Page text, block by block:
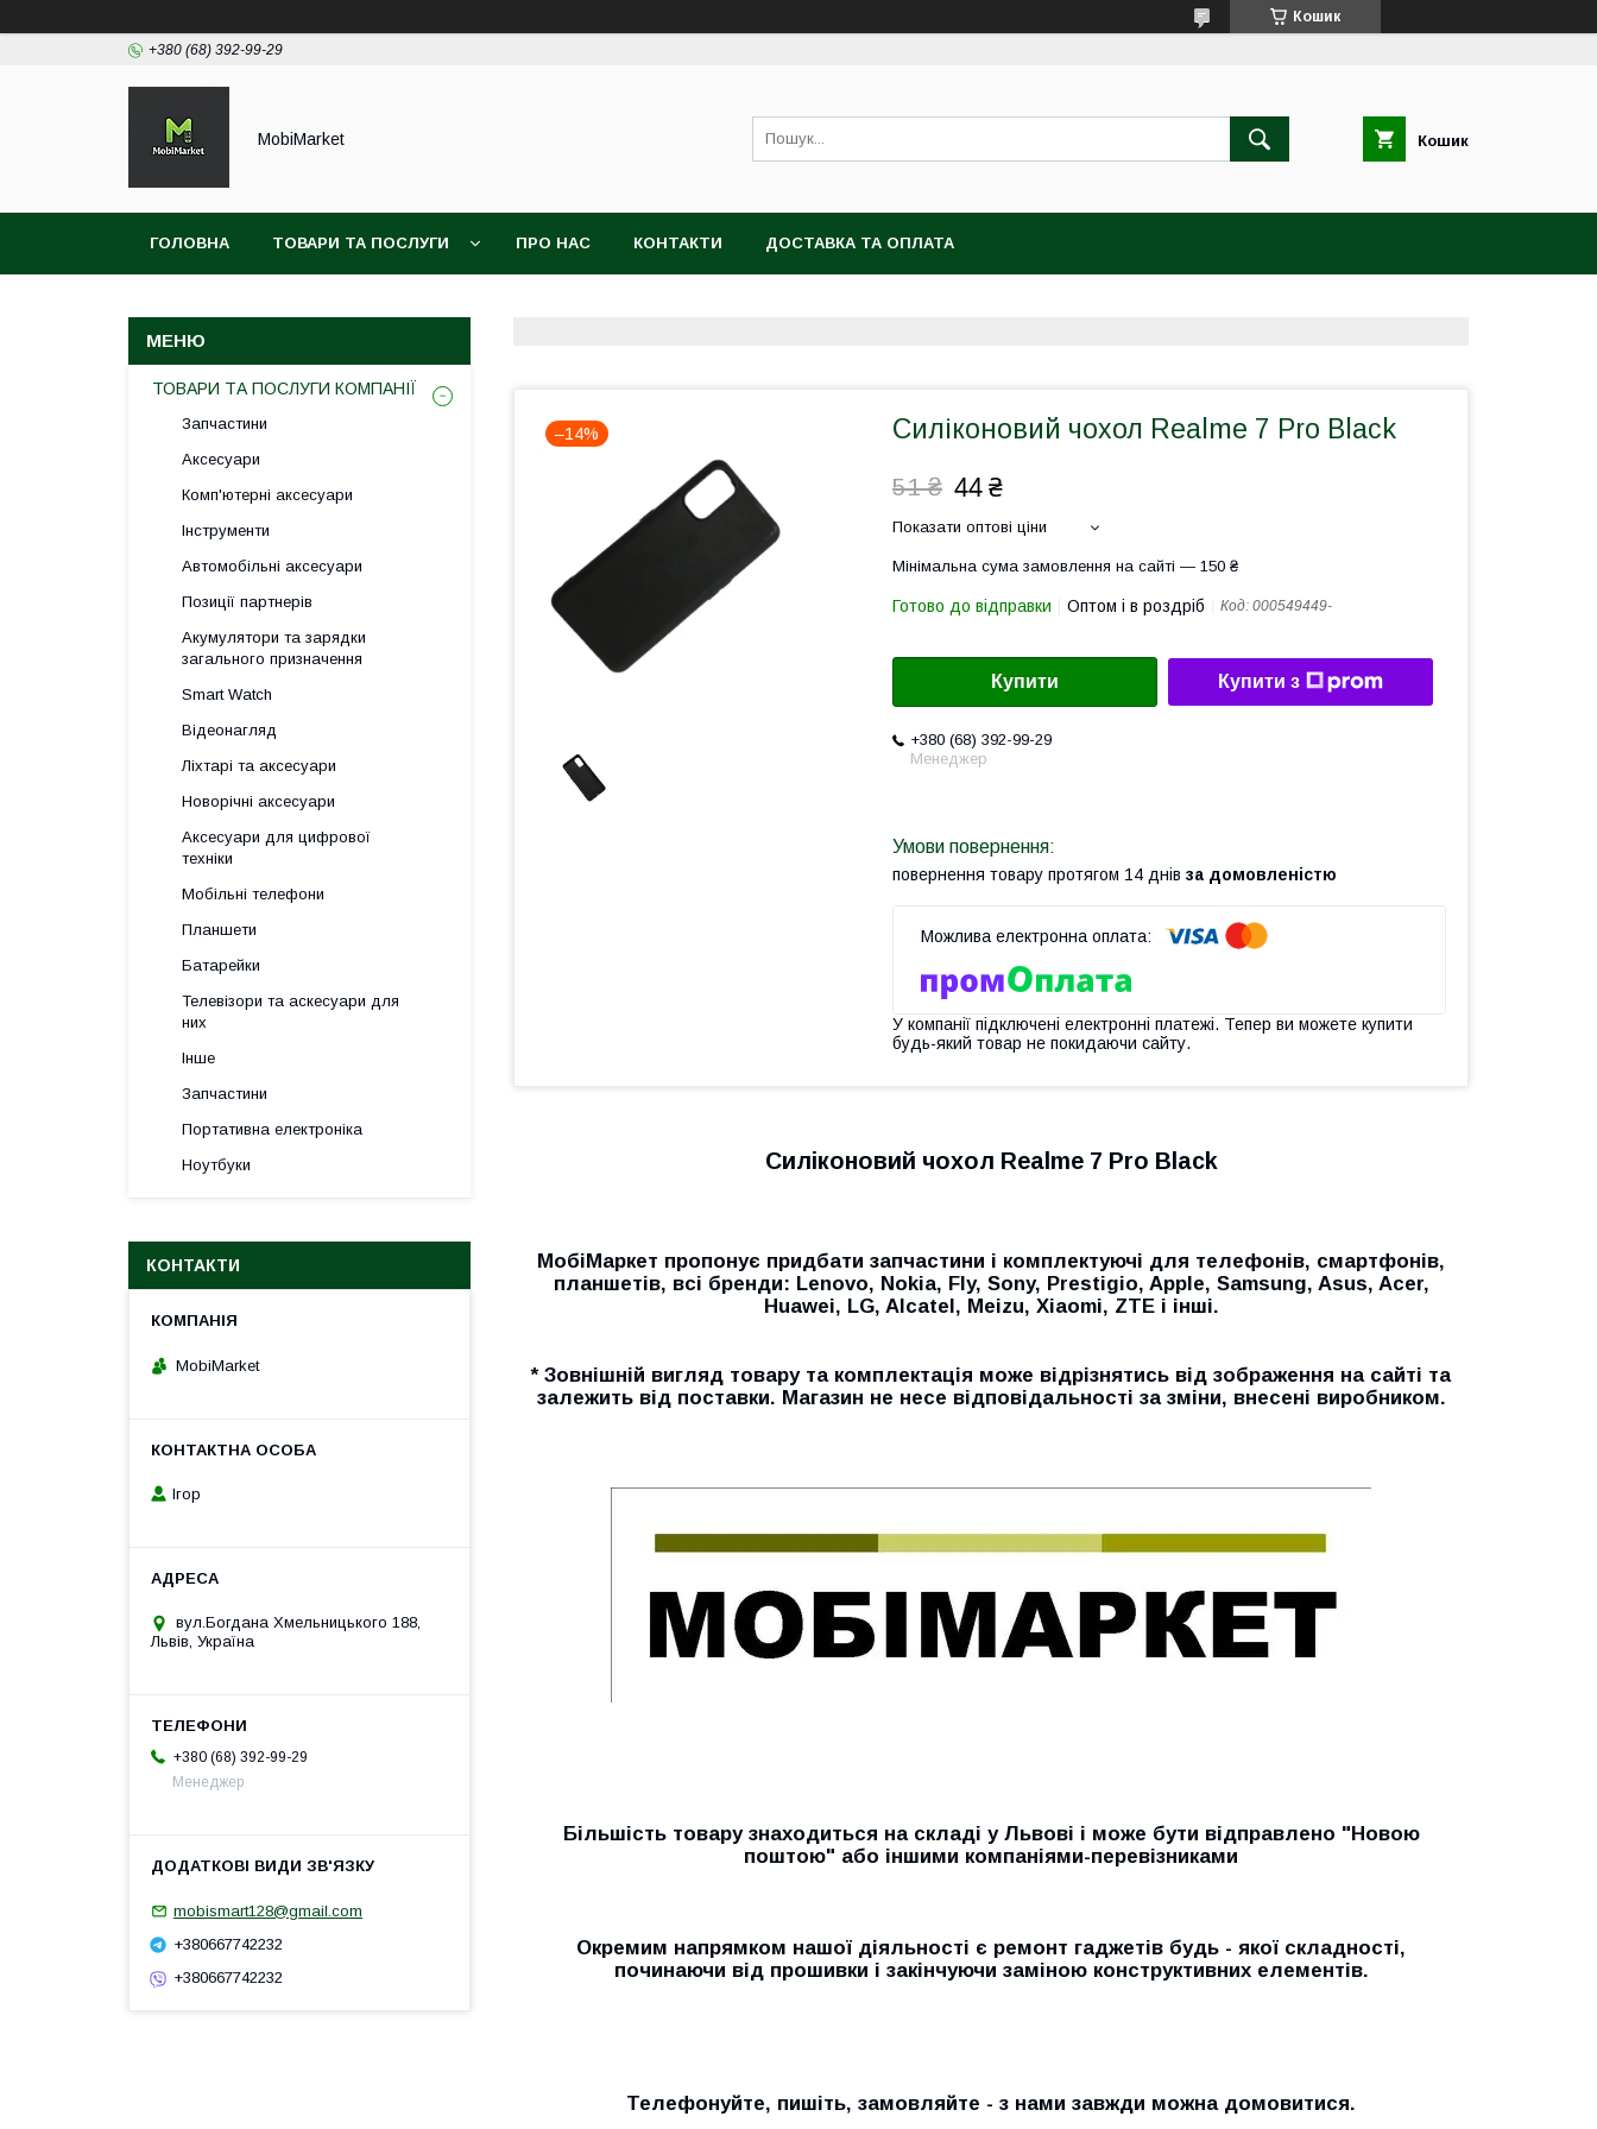
Кошик
+380 (68) 392-99-29
MobiMarket Кошик
ГОЛОВНА ТОВАРИ ТА ПОСЛУГИ ПРО НАС КОНТАКТИ ДОСТАВКА ТА ОПЛАТА
–14% Силіконовий чохол Realme 7 Pro Black
51 ₴ 44 ₴
Показати оптові ціни
Мінімальна сума замовлення на сайті — 150 ₴
Готово до відправки Оптом і в роздріб Код: 000549449-
Купити Купити з
+380 (68) 392-99-29
Менеджер
повернення товару протягом 14 днів за домовленістю
У компанії підключені електронні платежі. Тепер ви можете купити
будь-який товар не покидаючи сайту.
Силіконовий чохол Realme 7 Pro Black
МобіМаркет пропонує придбати запчастини і комплектуючі для телефонів, смартфонів,
планшетів, всі бренди: Lenovo, Nokia, Fly, Sony, Prestigio, Apple, Samsung, Asus, Acer,
Huawei, LG, Alcatel, Meizu, Xiaomi, ZTE і інші.
* Зовнішній вигляд товару та комплектація може відрізнятись від зображення на сайті та
залежить від поставки. Магазин не несе відповідальності за зміни, внесені виробником.
Більшість товару знаходиться на складі у Львові і може бути відправлено "Новою
поштою" або іншими компаніями-перевізниками
Окремим напрямком нашої діяльності є ремонт гаджетів будь - якої складності,
починаючи від прошивки і закінчуючи заміною конструктивних елементів.
Телефонуйте, пишіть, замовляйте - з нами завжди можна домовитися.
ТОВАРИ ТА ПОСЛУГИ КОМПАНІЇ
Запчастини
Аксесуари
Комп'ютерні аксесуари
Інструменти
Автомобільні аксесуари
Позиції партнерів
Акумулятори та зарядки
загального призначення
Smart Watch
Відеонагляд
Ліхтарі та аксесуари
Новорічні аксесуари
Аксесуари для цифрової
техніки
Мобільні телефони
Планшети
Батарейки
Телевізори та аскесуари для
них
Інше
Запчастини
Портативна електроніка
Ноутбуки
КОНТАКТИ
MobiMarket
Ігор
вул.Богдана Хмельницького 188,
Львів, Україна
+380 (68) 392-99-29
Менеджер
mobismart128@gmail.com
+380667742232
+380667742232